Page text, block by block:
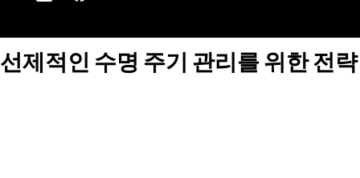
선제적인 수명 주기 관리를 위한 전략